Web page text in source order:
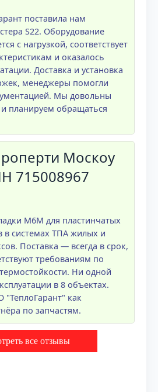
поставила нам
S22. Оборудование
с нагрузкой, соответствует
и оказалось
Доставка и установка
менеджеры помогли
Мы довольны
планируем обращаться
Москоу
715008967
M6M для пластинчатых
в системах ТПА жилых и
Поставка — всегда в срок,
требованиям по
Ни одной
в 8 объектах.
как
по запчастям.
все отзывы